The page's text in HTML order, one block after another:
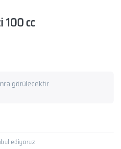
100 cc
görülecektir.
ediyoruz